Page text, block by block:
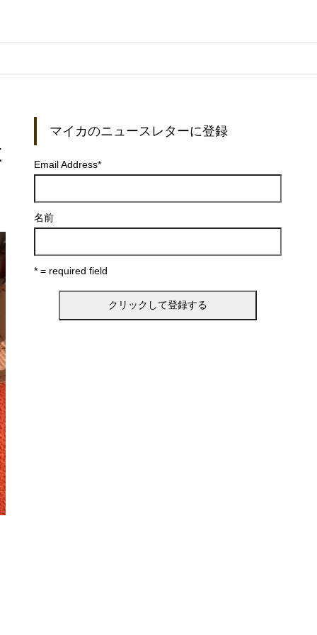
マイカのニュースレターに登録
Email Address*
名前
* = required field